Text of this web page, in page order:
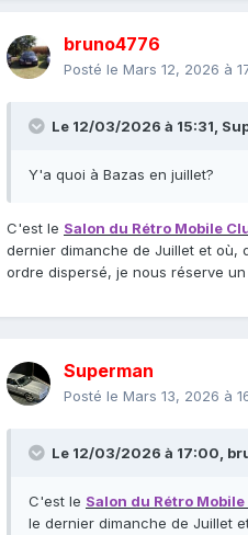
bruno4776
Posté le Mars 12, 2026 à
Le 12/03/2026 à 15:31,
Y'a quoi à Bazas en juillet?
C'est le Salon du Rétro Mobile
dernier dimanche de Juillet et où,
ordre dispersé, je nous réserve
Superman
Posté le Mars 13, 2026 à
Le 12/03/2026 à 17:00,
C'est le Salon du Rétro
le dernier dimanche de Juillet